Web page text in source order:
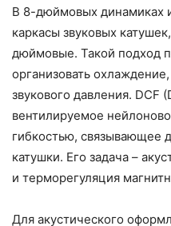
В 8-дюймовых динамиках
каркасы звуковых
дюймовые. Такой подход
организовать
звукового давления. DCF
вентилируемое
гибкостью, связывающее
катушки. Его задача –
и терморегуляция
Для акустического